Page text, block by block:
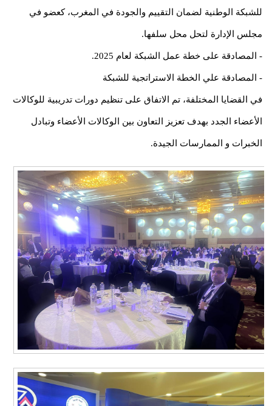
للشبكة الوطنية لضمان التقييم والجودة في المغرب، كعضو في
مجلس الإدارة لتحل محل سلفها.
- المصادقة على خطة عمل الشبكة لعام 2025.
- المصادقة علي الخطة الاستراتجية للشبكة
في القضايا المختلفة، تم الاتفاق على تنظيم دورات تدريبية للوكالات
الأعضاء الجدد بهدف تعزيز التعاون بين الوكالات الأعضاء وتبادل
الخبرات و الممارسات الجيدة.